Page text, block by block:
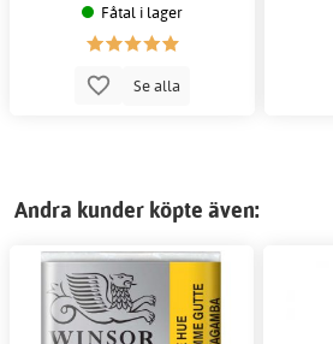
Fåtal i lager
Se alla
Andra kunder köpte även: